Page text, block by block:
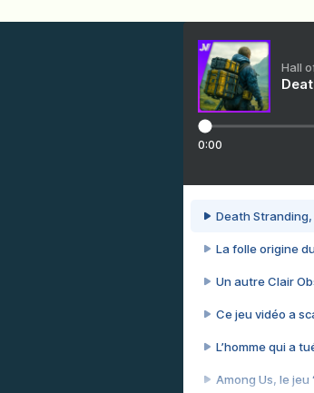
Hall
0:00
Death
La folle origine
Un autre Clair
Ce jeu vidéo a
L’homme qui a
Among Us, le